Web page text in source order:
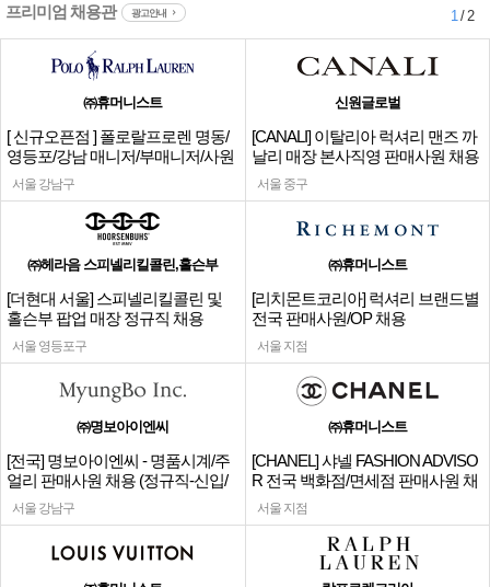
프리미엄 채용관 광고안내 1/ 2
㈜휴머니스트
[ 신규오픈점 ] 폴로랄프로렌 명동/
영등포/강남 매니저/부매니저/사원
서울 강남구
신원글로벌
[CANALI] 이탈리아 럭셔리 맨즈 까
날리 매장 본사직영 판매사원 채용
서울 중구
㈜헤라음 스피넬리킬콜린,홀슨부
[더현대 서울] 스피넬리킬콜린 및
홀슨부 팝업 매장 정규직 채용
서울 영등포구
㈜휴머니스트
[리치몬트코리아] 럭셔리 브랜드별
전국 판매사원/OP 채용
서울 지점
㈜명보아이엔씨
[전국] 명보아이엔씨 - 명품시계/주
얼리 판매사원 채용 (정규직-신입/
경력)
서울 강남구
㈜휴머니스트
[CHANEL] 샤넬 FASHION ADVISO
R 전국 백화점/면세점 판매사원 채
용
서울 지점